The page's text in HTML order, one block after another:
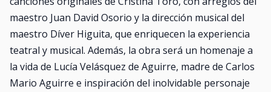
maestro Juan David Osorio y la dirección musical del
maestro Díver Higuita, que enriquecen la experiencia
teatral y musical. Además, la obra será un homenaje a
la vida de Lucía Velásquez de Aguirre, madre de Carlos
Mario Aguirre e inspiración del inolvidable personaje